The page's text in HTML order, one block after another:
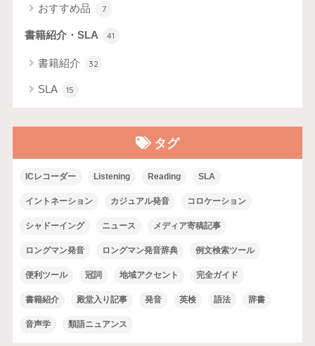
おすすめ品 7
書籍紹介・SLA 41
書籍紹介 32
SLA 15
タグ
ICレコーダー Listening Reading SLA
イントネーション カジュアル発音 コロケーション
シャドーイング ニュース メディア寄稿記事
ロングマン発音 ロングマン発音辞典 例文検索ツール
便利ツール 冠詞 地域アクセント 完全ガイド
書籍紹介 殿堂入り記事 発音 英検 語法 辞書
音声学 類語ニュアンス